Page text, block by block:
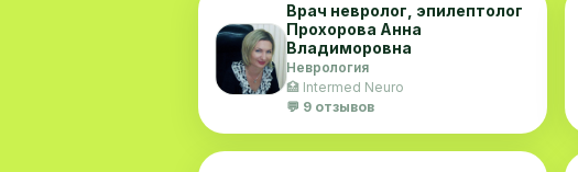
Врач невролог, эпилептолог
Прохорова Анна
Владиморовна
Неврология
🏥 Intermed Neuro
💬 9 отзывов